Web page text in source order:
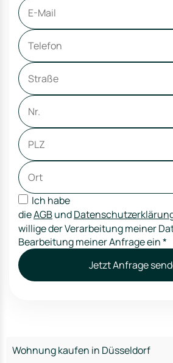
Ich habe
dieAGBund
willige der Verarbeitung meiner
Bearbeitung meiner Anfrage ein*
Jetzt Anfrage
Wohnung kaufen in Düsseldorf